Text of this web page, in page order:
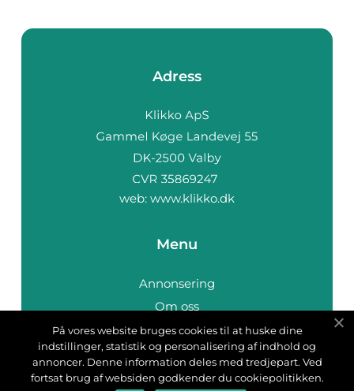
Adress
web: www.klikko.dk
Menu
Annonsering
Om oss
Cookies
Kontakta oss
Sitemap
På vores website bruges cookies til at huske dine
indstillinger, statistik og personalisering af indhold og
annoncer. Denne information deles med tredjepart. Ved
fortsat brug af websiden godkender du cookiepolitikken.